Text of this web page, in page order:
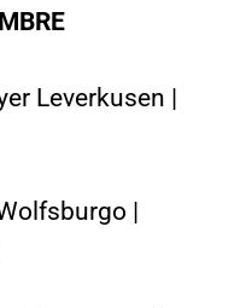
Leverkusen |
|